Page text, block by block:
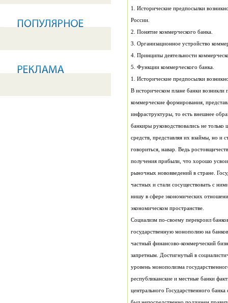
России.
2. Понятие коммерческого банка.
3. Организационное устройство
4. Принципы деятельности
5. Функции коммерческого банка.
1. Исторические предпосылки
экономическом пространстве.